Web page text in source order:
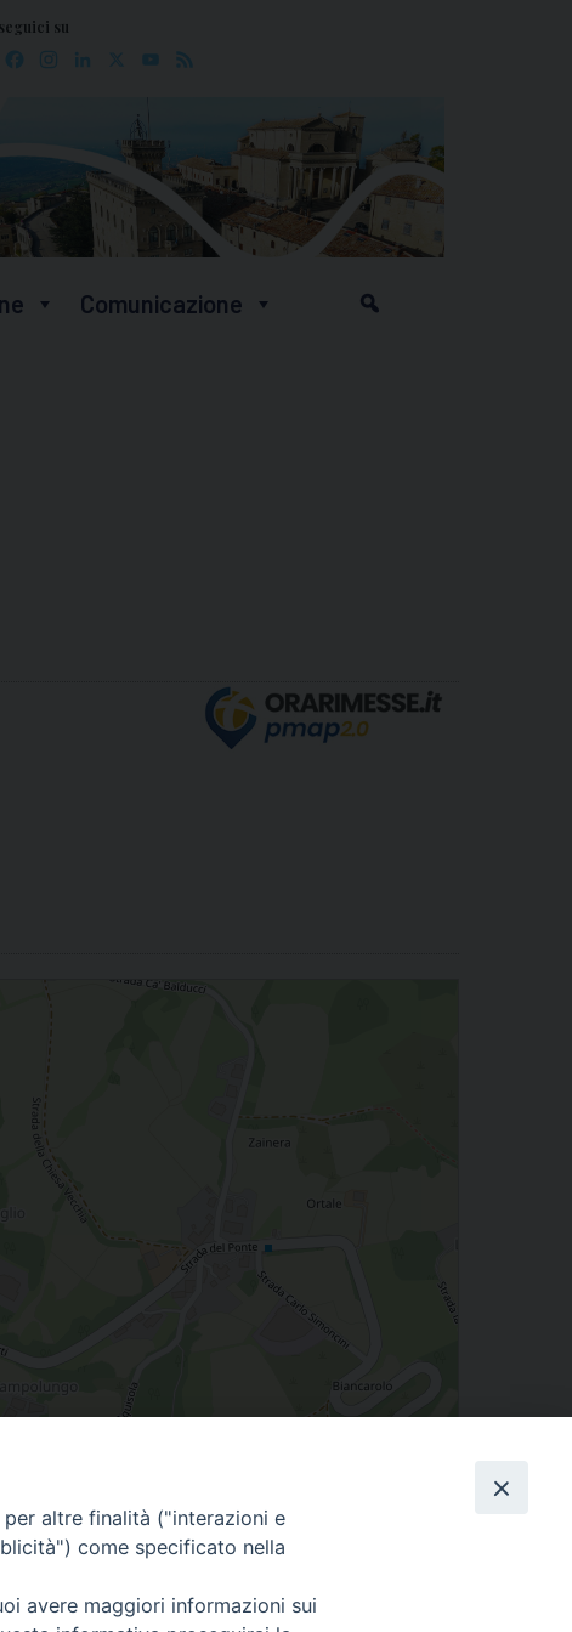
seguici su
Facebook
Instagram
LinkedIn YouTube
Comunicazione
altre finalità ("interazioni e
come specificato nella
avere maggiori informazioni sui